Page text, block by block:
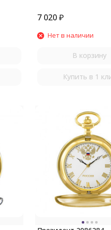
7 020 ₽
Нет в наличии
В корзину
Купить в 1